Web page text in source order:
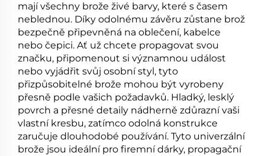
mají všechny brože živé barvy, které s časem
neblednou. Díky odolnému závěru zůstane brož
bezpečně připevněná na oblečení, kabelce
nebo čepici. Ať už chcete propagovat svou
značku, připomenout si významnou událost
nebo vyjádřit svůj osobní styl, tyto
přizpůsobitelné brože mohou být vyrobeny
přesně podle vašich požadavků. Hladký, lesklý
povrch a přesné detaily nádherně zdůrazní vaši
vlastní kresbu, zatímco odolná konstrukce
zaručuje dlouhodobé používání. Tyto univerzální
brože jsou ideální pro firemní dárky, propagační